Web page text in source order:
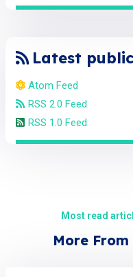
Latest
Atom Feed
RSS 2.0 Feed
RSS 1.0 Feed
Most read
More